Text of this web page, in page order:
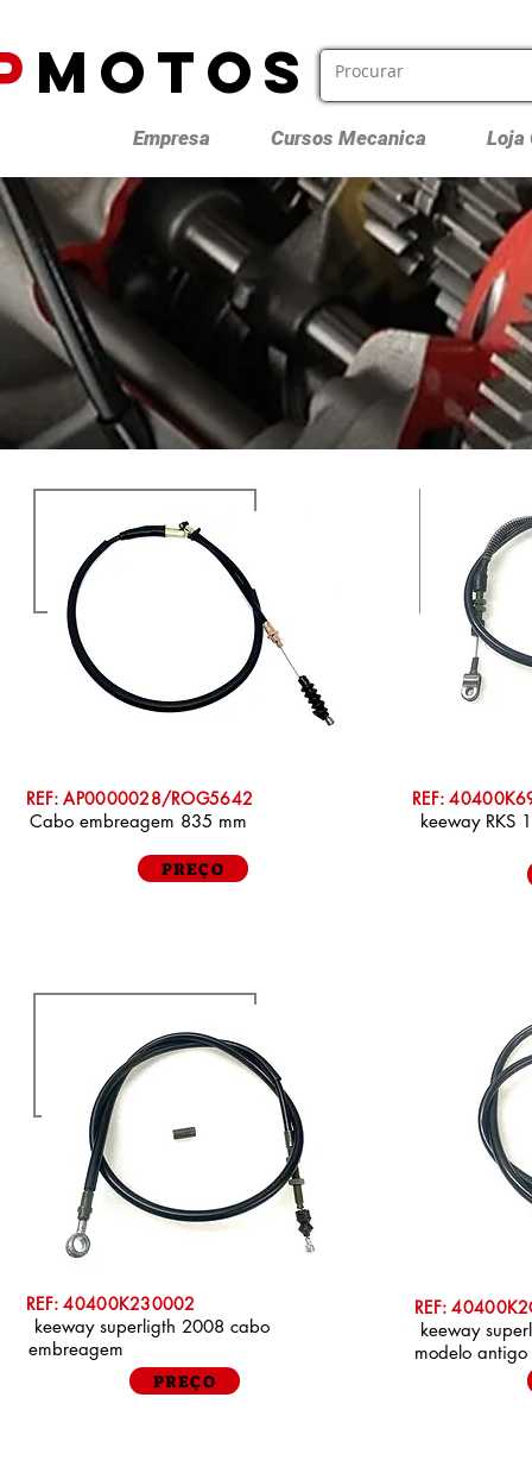
MOTOS
Empresa Cursos Mecanica Loja
REF: AP0000028/ROG5642
Cabo embreagem 835 mm
PREÇO
REF:
keeway RKS
REF: 40400K230002
keeway superligth 2008 cabo
embreagem
PREÇO
REF:
keeway
modelo antigo